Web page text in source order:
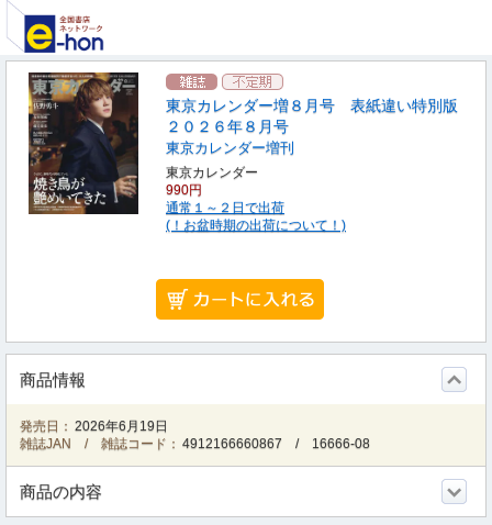
東京カレンダー増８月号 表紙違い特別版
２０２６年８月号
東京カレンダー増刊
東京カレンダー
990円
通常１～２日で出荷
(！お盆時期の出荷について！)
商品情報
発売日： 2026年6月19日
雑誌JAN / 雑誌コード： 4912166660867 / 16666-08
商品の内容